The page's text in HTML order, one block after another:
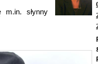
m.in. słynny